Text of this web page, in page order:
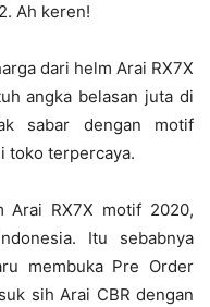
Ah keren!
dari helm Arai RX7X
angka belasan juta di
sabar dengan motif
toko terpercaya.
Arai RX7X motif 2020,
Itu sebabnya
membuka Pre Order
sih Arai CBR dengan